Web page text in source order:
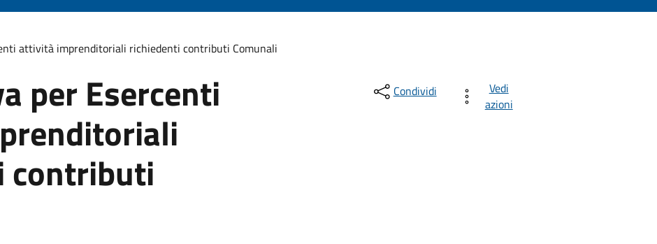
attività imprenditoriali richiedenti contributi Comunali
per Esercenti
contributi
Condividi
Vedi
azioni